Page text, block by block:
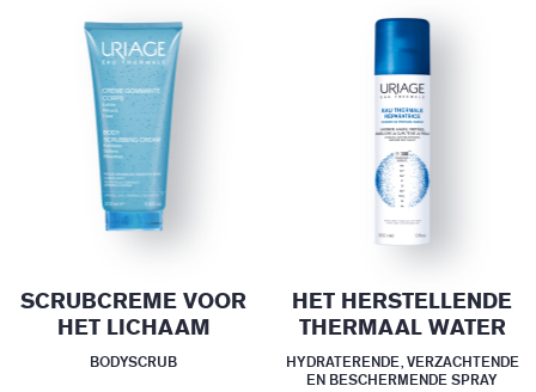
SCRUBCREME VOOR
HET LICHAAM
BODYSCRUB
HET HERSTELLENDE
THERMAAL WATER
HYDRATERENDE, VERZACHTENDE
EN BESCHERMENDE SPRAY